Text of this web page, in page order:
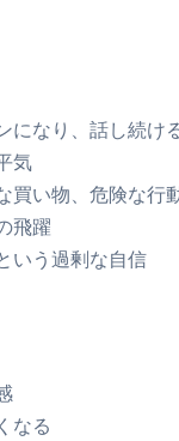
になり、話し続け
気
い物、危険な行動
飛躍
いう過剰な自信
なる